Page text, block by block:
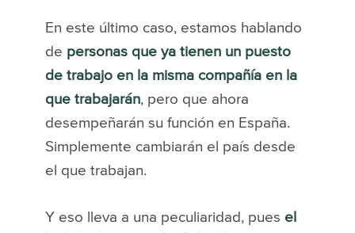
En este último caso, estamos hablando
de personas que ya tienen un puesto
de trabajo en la misma compañía en la
que trabajarán, pero que ahora
desempeñarán su función en España.
Simplemente cambiarán el país desde
el que trabajan.
Y eso lleva a una peculiaridad, pues el